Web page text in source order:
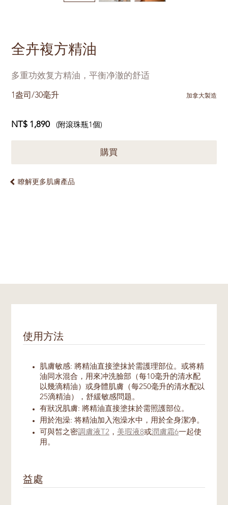
全卉複方精油
多重功效复方精油，平衡净澈的舒适
1盎司/30毫升 加拿大製造
NT$ 1,890 (附滾珠瓶1個)
購買
瞭解更多肌膚產品
使用方法
肌膚敏感: 將精油直接塗抹於需護理部位。或将精
油同水混合，用來冲洗臉部（每10毫升的清水配
以幾滴精油）或身體肌膚（每250毫升的清水配以
25滴精油），舒緩敏感問题。
有狀况肌膚: 將精油直接塗抹於需照護部位。
用於泡澡: 将精油加入泡澡水中，用於全身潔净。
可與皙之密調膚液T2 ， 美瑕液8或潤膚霜6一起使
用。
益處